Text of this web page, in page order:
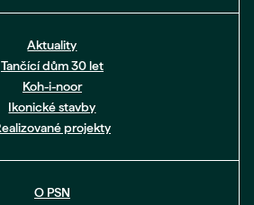
Aktuality
Tančící dům 30 let
Koh-i-noor
Ikonické stavby
projekty
O PSN